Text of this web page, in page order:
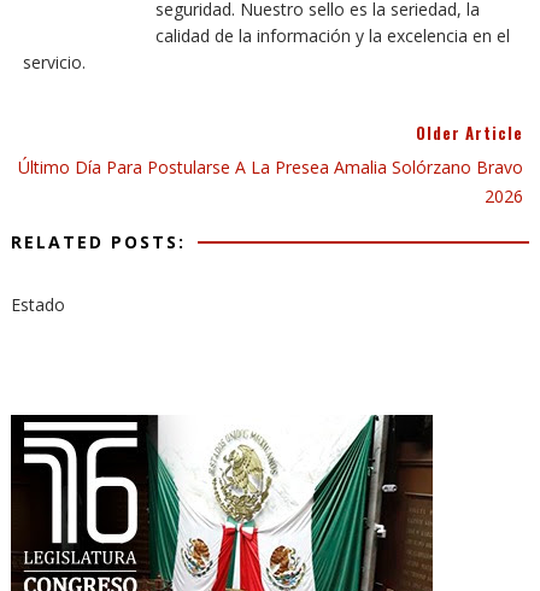
seguridad. Nuestro sello es la seriedad, la
calidad de la información y la excelencia en el
servicio.
Older Article
Último Día Para Postularse A La Presea Amalia Solórzano Bravo
2026
RELATED POSTS:
Estado